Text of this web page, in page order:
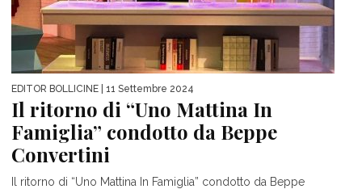
EDITOR BOLLICINE | 11 Settembre 2024
Il ritorno di “Uno Mattina In
Famiglia” condotto da Beppe
Convertini
Il ritorno di “Uno Mattina In Famiglia” condotto da Beppe